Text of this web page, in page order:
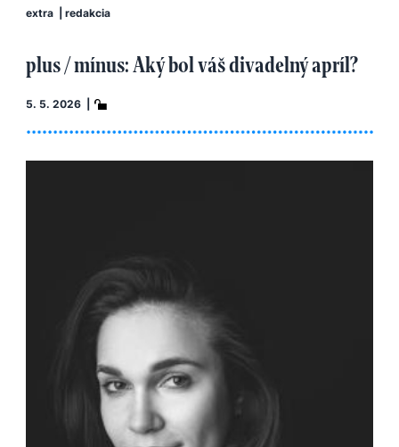
extra redakcia
plus / mínus: Aký bol váš divadelný apríl?
5. 5. 2026 |